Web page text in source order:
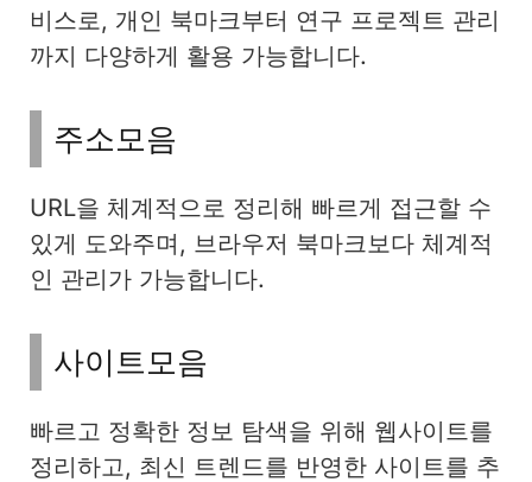
비스로, 개인 북마크부터 연구 프로젝트 관리
까지 다양하게 활용 가능합니다.
주소모음
URL을 체계적으로 정리해 빠르게 접근할 수
있게 도와주며, 브라우저 북마크보다 체계적
인 관리가 가능합니다.
사이트모음
빠르고 정확한 정보 탐색을 위해 웹사이트를
정리하고, 최신 트렌드를 반영한 사이트를 추